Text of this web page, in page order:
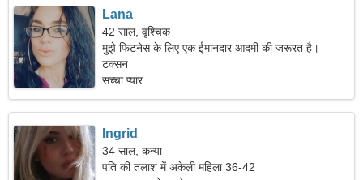
Lana
42 साल, वृश्चिक
मुझे फिटनेस के लिए एक ईमानदार आदमी की जरूरत है।
टक्सन
सच्चा प्यार
Ingrid
34 साल, कन्या
पति की तलाश में अकेली महिला 36-42